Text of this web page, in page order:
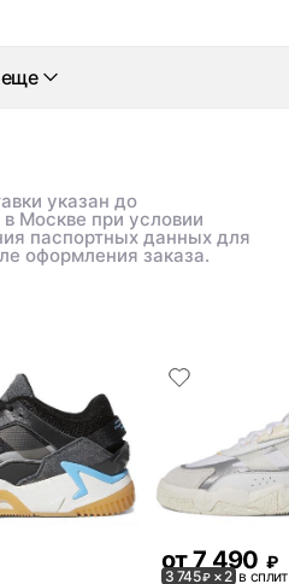
указан до
Москве при условии
паспортных данных для
оформления заказа.
от7 490 ₽
3 745₽ × 2 в сплит